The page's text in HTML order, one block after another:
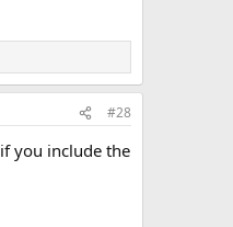
#28
you include the